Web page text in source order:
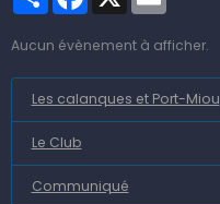
Aucun évènement à afficher.
Les calanques et Port-Miou
Le Club
Communiqué